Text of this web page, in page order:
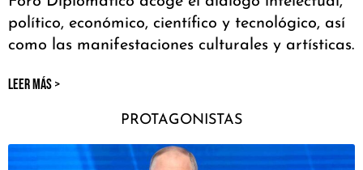
político, económico, científico y tecnológico, así
como las manifestaciones culturales y artísticas.
LEER MÁS >
PROTAGONISTAS